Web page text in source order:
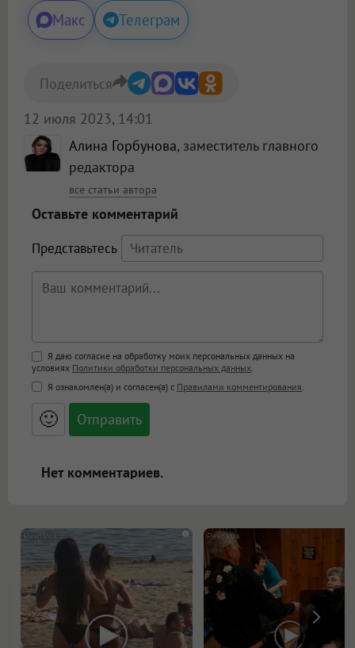
Макс Телеграм
Алина Горбунова, заместитель главного
редактора
все статьи автора
12 июля 2023, 14:01
Поделиться
Оставьте комментарий
Представьтесь
Поддержка HTML
<b>, <strong>, <u>, <i>, <em>, <s>, <big>,
<small>, <sup>, <sub>, <pre>, <ul>, <ol>, <li>,
<blockquote>, <code> экранирует HTML,
адреса URL автоматически становятся
ссылками, и [img]адрес[/img] будет
Я даю согласие на обработку моих персональных данных на
условиях Политики обработки персональных данных
Я ознакомлен(а) и согласен(а) с Правилами комментирования
🙂
Нет комментариев.
i